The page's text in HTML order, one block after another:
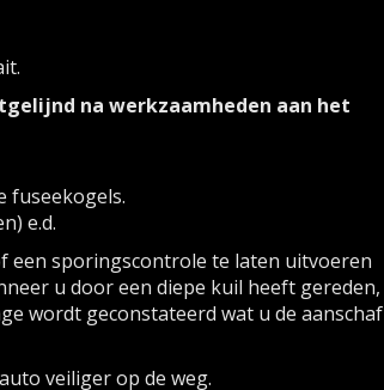
na werkzaamheden aan het
fuseekogels.
e.d.
een sporingscontrole te laten uitvoeren
u door een diepe kuil heeft gereden,
wordt geconstateerd wat u de aanschaf
veiliger op de weg.